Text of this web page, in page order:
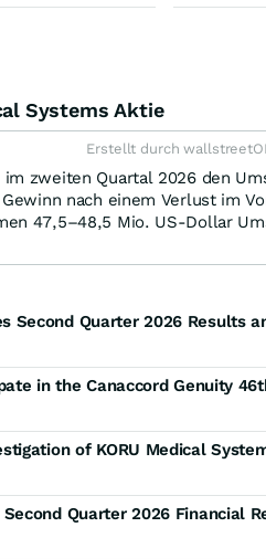
Systems Aktie
Erstellt durch
im zweiten Quartal 2026 den
nach einem Verlust im
47,5–48,5 Mio. US-Dollar
in the Canaccord Genuity
Quarter 2026 Financial